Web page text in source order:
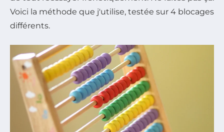
Voici la méthode que j'utilise, testée sur 4 blocages
différents.